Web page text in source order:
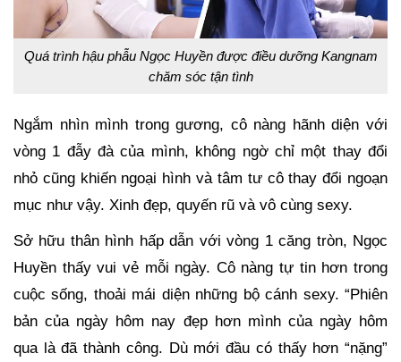
Quá trình hậu phẫu Ngọc Huyền được điều dưỡng Kangnam
chăm sóc tận tình
Ngắm nhìn mình trong gương, cô nàng hãnh diện với
vòng 1 đẫy đà của mình, không ngờ chỉ một thay đổi
nhỏ cũng khiến ngoại hình và tâm tư cô thay đổi ngoạn
mục như vậy. Xinh đẹp, quyến rũ và vô cùng sexy.
Sở hữu thân hình hấp dẫn với vòng 1 căng tròn, Ngọc
Huyền thấy vui vẻ mỗi ngày. Cô nàng tự tin hơn trong
cuộc sống, thoải mái diện những bộ cánh sexy. “Phiên
bản của ngày hôm nay đẹp hơn mình của ngày hôm
qua là đã thành công. Dù mới đầu có thấy hơn “nặng”